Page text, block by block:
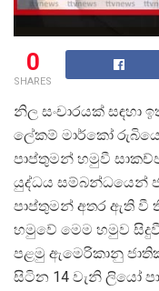
0
SHARES
නිල සංචාරයක් සඳහා
ලේකම් මාර්කෝ
පාප්තුමන් හමුවී
යුද්ධය සම්බන්ධයෙන්
පාප්තුමන් අතර ඇති වී
හමුවේ මෙම හමුව
පළමු ඇමෙරිකානු
සිටින 14 වැනි ලියෝ